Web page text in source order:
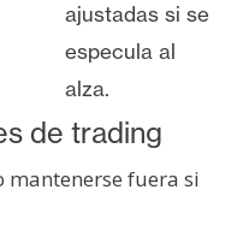
ajustadas si se
especula al
alza.
de trading
mantenerse fuera si